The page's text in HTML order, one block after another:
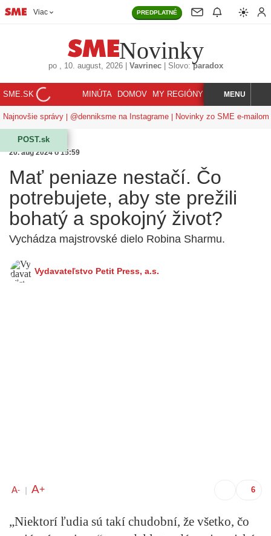
Viac PREDPLATNÉ
Novinky
po, 10. august, 2026| Vavrinec| Slovo: paradox
SME.SK MINÚTA DOMOV MY REGIÓNY KORZÁR
HĽADAJMENU
Najnovšie správy @denniksme na Instagrame Novinky zo SME e-mailom
POST.sk
20. aug 2024 o 15:59
Mať peniaze nestačí. Čo
potrebujete, aby ste prežili
bohatý a spokojný život?
Vychádza majstrovské dielo Robina Sharmu.
Vydavateľstvo Petit Press, a.s.
A- A+
„Niektorí ľudia sú takí chudobní, že všetko, čo